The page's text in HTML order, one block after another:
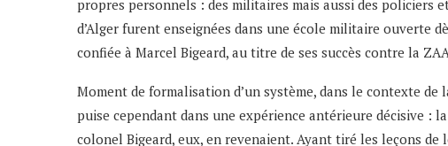
propres personnels : des militaires mais aussi des policiers
d’Alger furent enseignées dans une école militaire ouverte
confiée à Marcel Bigeard, au titre de ses succès contre la
Moment de formalisation d’un système, dans le contexte
puise cependant dans une expérience antérieure décisive :
colonel Bigeard, eux, en revenaient. Ayant tiré les leçons